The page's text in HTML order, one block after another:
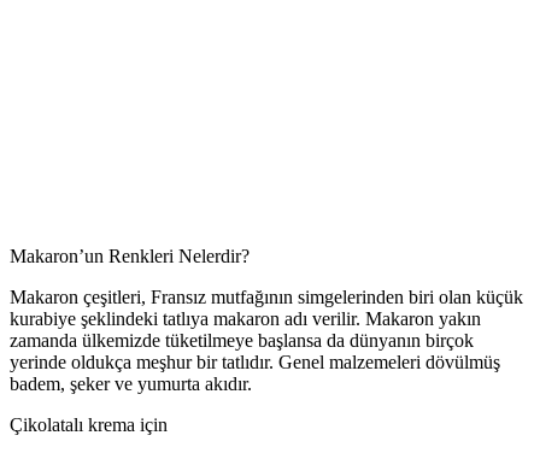
Makaron’un Renkleri Nelerdir?
Makaron çeşitleri, Fransız mutfağının simgelerinden biri olan küçük
kurabiye şeklindeki tatlıya makaron adı verilir. Makaron yakın
zamanda ülkemizde tüketilmeye başlansa da dünyanın birçok
yerinde oldukça meşhur bir tatlıdır. Genel malzemeleri dövülmüş
badem, şeker ve yumurta akıdır.
Çikolatalı krema için